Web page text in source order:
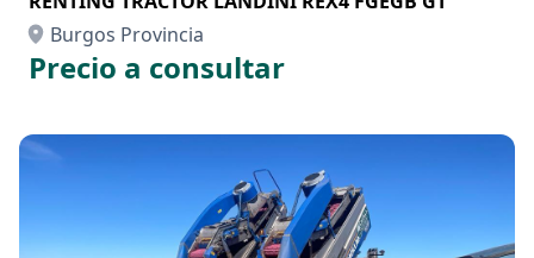
Burgos Provincia
Precio a consultar